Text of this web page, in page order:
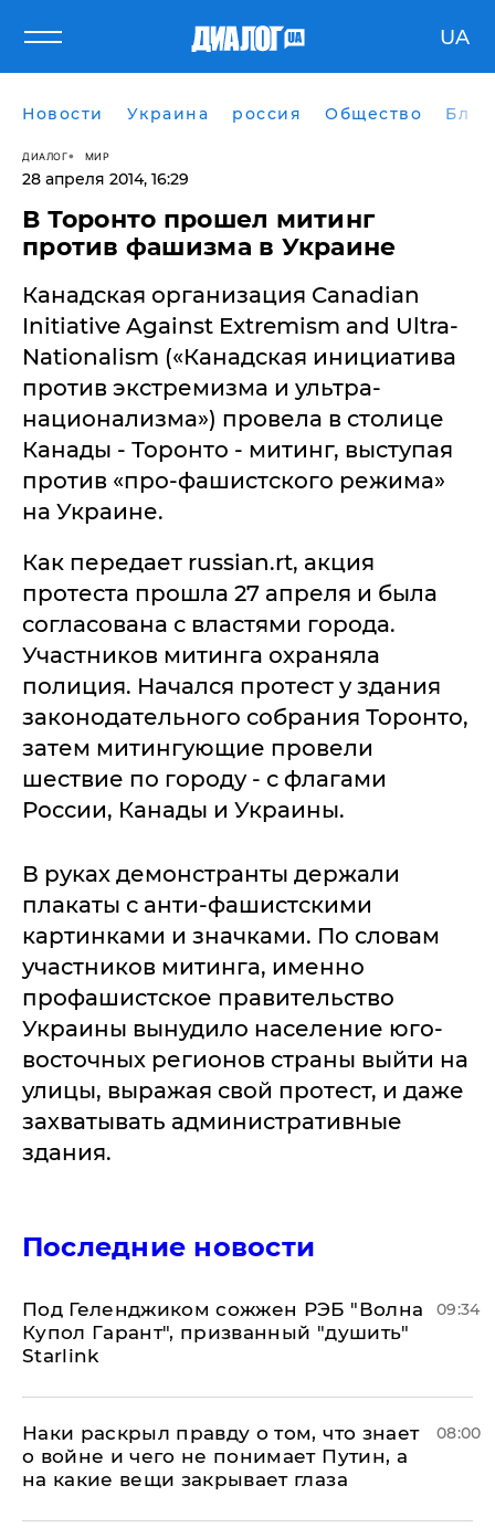
UA
Новости Украина россия Общество
ДИАЛОГ МИР
28 апреля 2014, 16:29
В Торонто прошел митинг
против фашизма в Украине
Канадская организация Canadian
Initiative Against Extremism and Ultra-
Nationalism («Канадская инициатива
против экстремизма и ультра-
национализма») провела в столице
Канады - Торонто - митинг, выступая
против «про-фашистского режима»
на Украине.
Как передает russian.rt, акция
протеста прошла 27 апреля и была
согласована с властями города.
Участников митинга охраняла
полиция. Начался протест у здания
законодательного собрания Торонто,
затем митингующие провели
шествие по городу - с флагами
России, Канады и Украины.
В руках демонстранты держали
плакаты с анти-фашистскими
картинками и значками. По словам
участников митинга, именно
профашистское правительство
Украины вынудило население юго-
восточных регионов страны выйти на
улицы, выражая свой протест, и даже
захватывать административные
здания.
Последние новости
Под Геленджиком сожжен РЭБ "Волна
Купол Гарант", призванный "душить"
Starlink
09:34
Наки раскрыл правду о том, что знает
о войне и чего не понимает Путин, а
на какие вещи закрывает глаза
08:00